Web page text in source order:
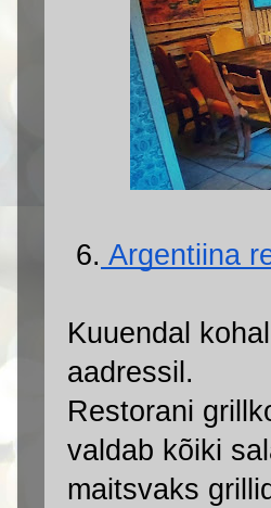
6. Argentiina
Kuuendal
aadressil.
Restorani
valdab kõiki
maitsvaks